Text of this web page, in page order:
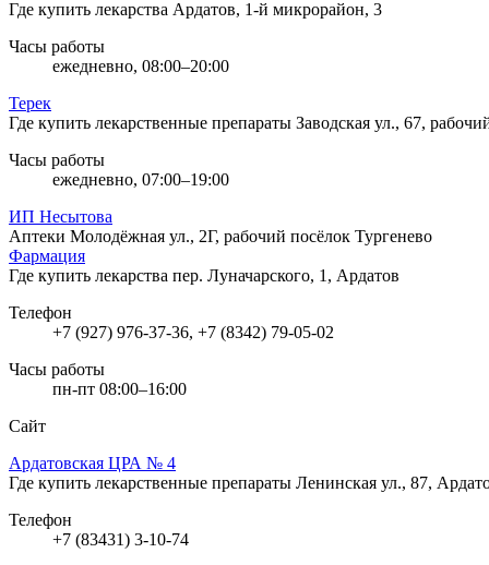
Где купить лекарства Ардатов, 1-й микрорайон, 3
Часы работы
ежедневно, 08:00–20:00
Терек
Где купить лекарственные препараты Заводская ул., 67,
Часы работы
ежедневно, 07:00–19:00
ИП Несытова
Аптеки Молодёжная ул., 2Г, рабочий посёлок Тургенево
Фармация
Где купить лекарства пер. Луначарского, 1, Ардатов
Телефон
+7 (927) 976-37-36, +7 (8342) 79-05-02
Часы работы
пн-пт 08:00–16:00
Сайт
Ардатовская ЦРА № 4
Где купить лекарственные препараты Ленинская ул., 87,
Телефон
+7 (83431) 3-10-74